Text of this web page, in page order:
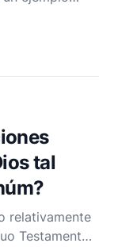
de Nahum
la
potencia
tal
relativamente
Testamento,